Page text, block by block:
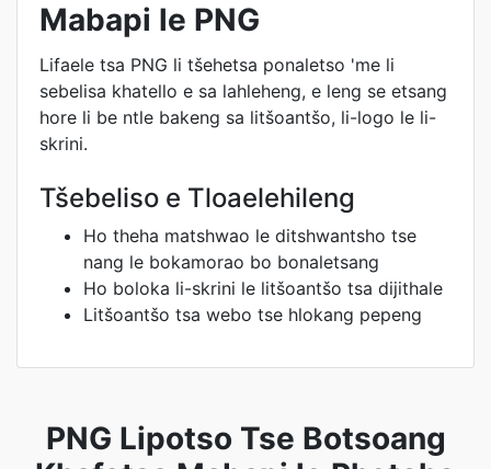
Mabapi le PNG
Lifaele tsa PNG li tšehetsa ponaletso 'me li
sebelisa khatello e sa lahleheng, e leng se etsang
hore li be ntle bakeng sa litšoantšo, li-logo le li-
skrini.
Tšebeliso e Tloaelehileng
Ho theha matshwao le ditshwantsho tse
nang le bokamorao bo bonaletsang
Ho boloka li-skrini le litšoantšo tsa dijithale
Litšoantšo tsa webo tse hlokang pepeng
PNG Lipotso Tse Botsoang